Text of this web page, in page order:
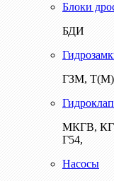
Блоки
БДИ
ГЗМ,
МКГВ,
Г54,
Насосы